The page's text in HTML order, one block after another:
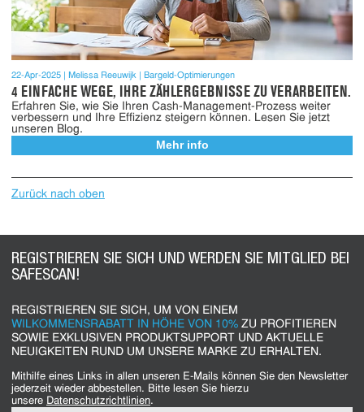
4 EINFACHE WEGE, IHRE ZÄHLERGEBNISSE ZU VERARBEITEN.
22-Apr-2025 Melissa Reeuwijk Bargeld-Optimierungen
Erfahren Sie, wie Sie Ihren Cash-Management-Prozess weiter
verbessern und Ihre Effizienz steigern können. Lesen Sie jetzt
unseren Blog.
Mehr info
Zurück nach oben
REGISTRIEREN SIE SICH UND WERDEN SIE MITGLIED BEI
SAFESCAN!
REGISTRIEREN SIE SICH, UM VON EINEM
WILKOMMENSRABATT IN HÖHE VON 10% ZU PROFITIEREN
SOWIE EXKLUSIVEN PRODUKTSUPPORT UND AKTUELLE
NEUIGKEITEN RUND UM UNSERE MARKE ZU ERHALTEN.
Mithilfe eines Links in allen unseren E-Mails können Sie den Newsletter
jederzeit wieder abbestellen. Bitte lesen Sie hierzu
unsere Datenschutzrichtlinien.